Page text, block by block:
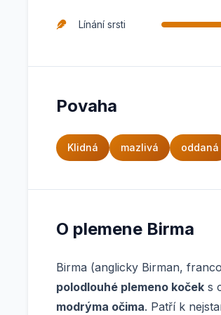
Línání srsti
Povaha
Klidná mazlivá oddaná
O plemene Birma
Birma (anglicky Birman,
polodlouhé plemeno koček s
modrýma očima. Patří k